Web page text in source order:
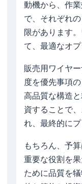
動機から、作
で、それぞれ
限があります
て、最適なオ
販売用ワイヤ
度を優先事項
高品質な構造
資することで
れ、最終的に
もちろん、予
重要な役割を
ために品質を